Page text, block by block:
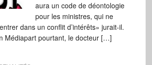
aura un code de déontologie
pour les ministres, qui ne
dans un conflit d’intérêts» jurait-il.
Médiapart pourtant, le docteur […]